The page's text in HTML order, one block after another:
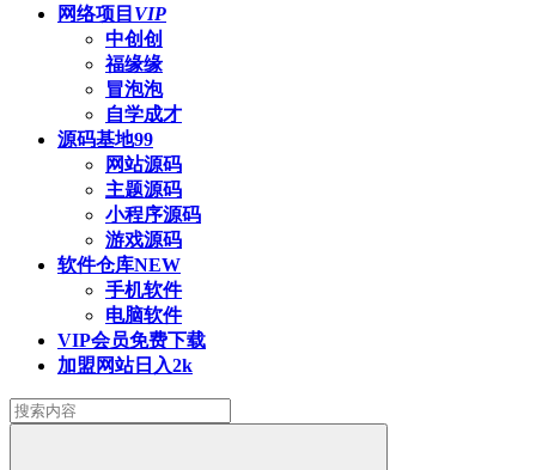
网络项目 VIP
中创创
福缘缘
冒泡泡
自学成才
源码基地99
网站源码
主题源码
小程序源码
游戏源码
软件仓库NEW
手机软件
电脑软件
VIP会员免费下载
加盟网站日入2k